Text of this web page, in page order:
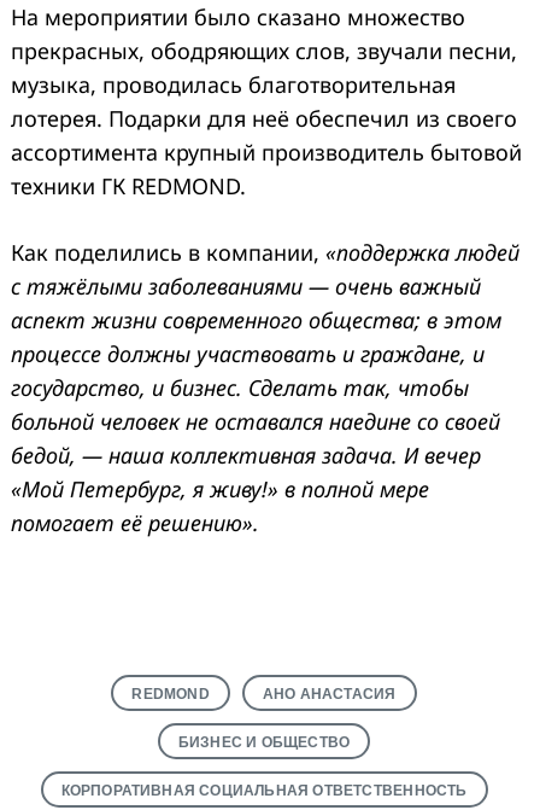
На мероприятии было сказано множество
прекрасных, ободряющих слов, звучали песни,
музыка, проводилась благотворительная
лотерея. Подарки для неё обеспечил из своего
ассортимента крупный производитель бытовой
техники ГК REDMOND.
Как поделились в компании, «поддержка людей
с тяжёлыми заболеваниями — очень важный
аспект жизни современного общества; в этом
процессе должны участвовать и граждане, и
государство, и бизнес. Сделать так, чтобы
больной человек не оставался наедине со своей
бедой, — наша коллективная задача. И вечер
«Мой Петербург, я живу!» в полной мере
помогает её решению».
REDMOND АНО АНАСТАСИЯ
БИЗНЕС И ОБЩЕСТВО
КОРПОРАТИВНАЯ СОЦИАЛЬНАЯ ОТВЕТСТВЕННОСТЬ